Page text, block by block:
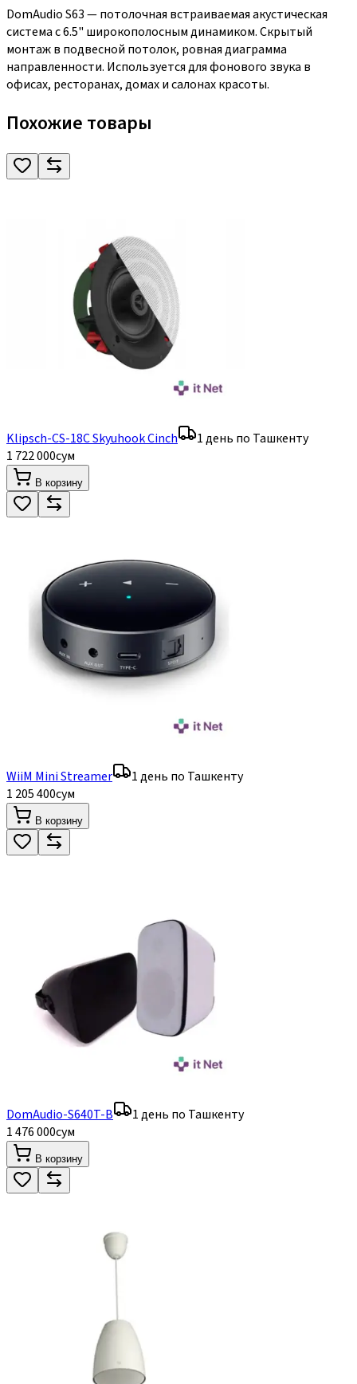
DomAudio S63 — потолочная встраиваемая акустическая
система с 6.5" широкополосным динамиком. Скрытый
монтаж в подвесной потолок, ровная диаграмма
направленности. Используется для фонового звука в
офисах, ресторанах, домах и салонах красоты.
Похожие товары
Klipsch-CS-18C Skyuhook Cinch
1 день по Ташкенту
1 722 000сум
В корзину
WiiM Mini Streamer
1 день по Ташкенту
1 205 400сум
В корзину
DomAudio-S640T-B
1 день по Ташкенту
1 476 000сум
В корзину